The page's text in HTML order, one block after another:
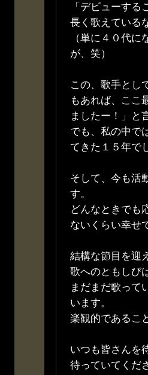
「デビューす
長く歌えている
（単に４０代
が、笑）
この、歌手とし
もあれば、ここ
ましたー！」と
でも、私の中で
てきた１５年で
そして、今も活
す。
どんなときでも
ないくらい幸せ
結構な節目を迎
歌へのともしび
まだまだ歌って
います。
楽観的であるこ
いつも皆さんを
待っていてくだ